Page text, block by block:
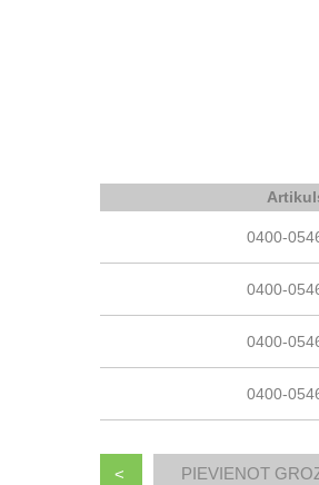
0400-
0400-
0400-
0400-
<